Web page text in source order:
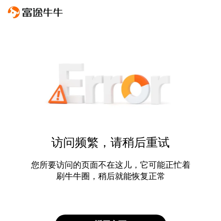
访问频繁，请稍后重试
您所要访问的页面不在这儿，它可能正忙着
刷牛牛圈，稍后就能恢复正常